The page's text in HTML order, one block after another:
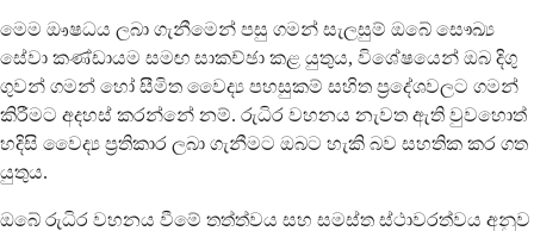
මෙම ඖෂධය ලබා ගැනීමෙන් පසු ගමන් සැලසුම් ඔබේ සෞඛ්‍ය
සේවා කණ්ඩායම සමඟ සාකච්ඡා කළ යුතුය, විශේෂයෙන් ඔබ දිගු
ගුවන් ගමන් හෝ සීමිත වෛද්‍ය පහසුකම් සහිත ප්‍රදේශවලට ගමන්
කිරීමට අදහස් කරන්නේ නම්. රුධිර වහනය නැවත ඇති වුවහොත්
හදිසි වෛද්‍ය ප්‍රතිකාර ලබා ගැනීමට ඔබට හැකි බව සහතික කර ගත
යුතුය.
ඔබේ රුධිර වහනය වීමේ තත්ත්වය සහ සමස්ත ස්ථාවරත්වය අනුව